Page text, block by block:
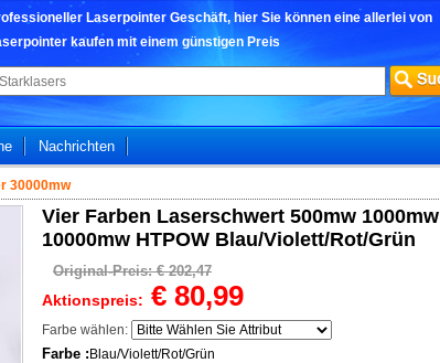
Laserpointer Geschäft, hier Sie können eine allerlei von
kaufen mit einem günstigen Preis
Nachrichten
30000mw
Vier Farben Laserschwert 500mw 1000mw
10000mw HTPOW Blau/Violett/Rot/Grün
Original-Preis: €202,47
Aktionspreis: € 80,99
Farbe wählen:
Farbe : Blau/Violett/Rot/Grün